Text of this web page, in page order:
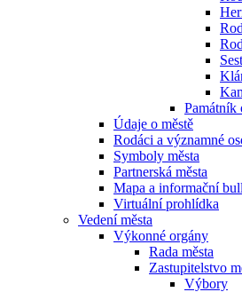
Památník
Údaje o městě
Rodáci a významné
Symboly města
Partnerská města
Mapa a informační
Virtuální prohlídka
Vedení města
Výkonné orgány
Rada města
Zastupitelstvo
Výbory